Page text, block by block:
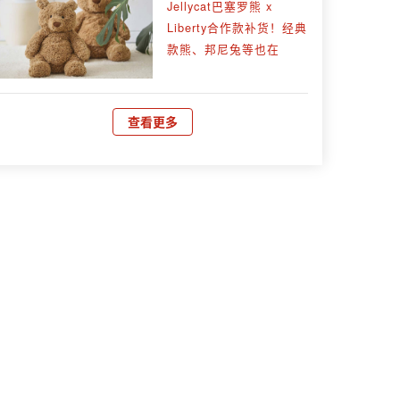
Jellycat巴塞罗熊 x
Liberty合作款补货！经典
款熊、邦尼兔等也在
查看更多